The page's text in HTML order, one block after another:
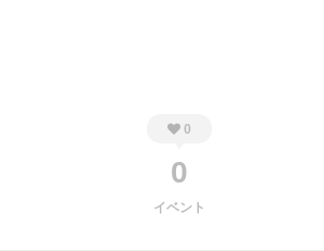
0
0
イベント